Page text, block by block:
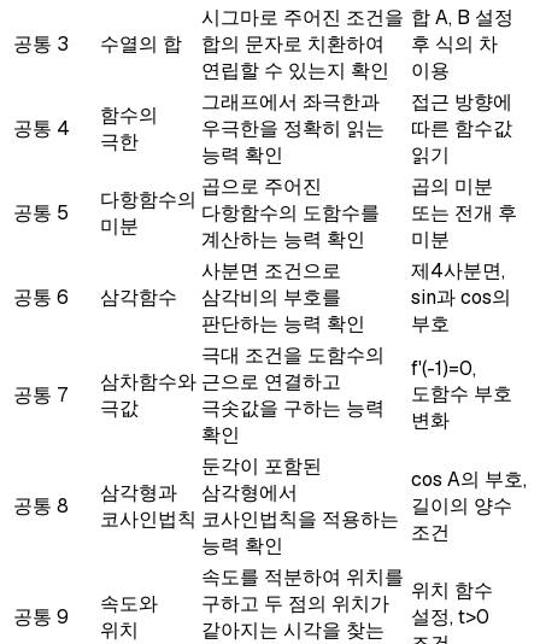
공통 3 수열의 합
시그마로 주어진 조건을
합의 문자로 치환하여
연립할 수 있는지 확인
합 A, B 설정
후 식의 차
이용
공통 4
함수의
극한
그래프에서 좌극한과
우극한을 정확히 읽는
능력 확인
접근 방향에
따른 함수값
읽기
공통 5
다항함수의
미분
곱으로 주어진
다항함수의 도함수를
계산하는 능력 확인
곱의 미분
또는 전개 후
미분
공통 6 삼각함수
사분면 조건으로
삼각비의 부호를
판단하는 능력 확인
제4사분면,
sin과 cos의
부호
공통 7
삼차함수와
극값
극대 조건을 도함수의
근으로 연결하고
극솟값을 구하는 능력
확인
f'(-1)=0,
도함수 부호
변화
공통 8
삼각형과
코사인법칙
둔각이 포함된
삼각형에서
코사인법칙을 적용하는
능력 확인
cos A의 부호,
길이의 양수
조건
공통 9
속도와
위치
속도를 적분하여 위치를
구하고 두 점의 위치가
같아지는 시각을 찾는
위치 함수
설정, t>0